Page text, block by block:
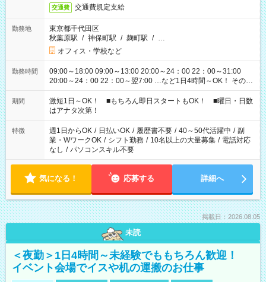
交通費 交通費規定支給
勤務地
東京都千代田区
秋葉原駅 / 神保町駅 / 麹町駅 / …
オフィス・学校など
勤務時間
09:00～18:00 09:00～13:00 20:00～24：00 22：00～31:00
20:00～24：00 22：00～翌7:00 …など1日4時間～OK！ その他
シフトもございます！ お気軽にご相談ください！
期間
激短1日～OK！ ■もちろん即日スタートもOK！ ■曜日・日数
はアナタ次第！
特徴 週1日からOK / 日払いOK / 履歴書不要 / 40～50代活躍中 / 副
業・WワークOK / シフト勤務 / 10名以上の大量募集 / 電話対応
なし / パソコンスキル不要
気になる！ 応募する 詳細へ
掲載日：2026.08.05
未読
＜夜勤＞1日4時間～未経験でももちろん歓迎！
イベント会場でイスや机の運搬のお仕事